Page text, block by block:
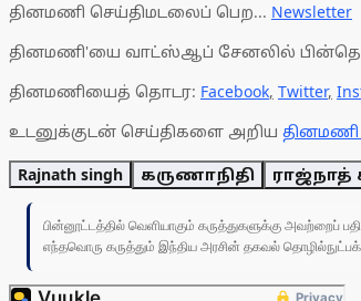
தினமணி செய்திமடலைப் பெற... Newsletter
தினமணி'யை வாட்ஸ்ஆப் சேனலில்
தினமணியைத் தொடர: Facebook, Twitter,
உடனுக்குடன் செய்திகளை அறிய தினமணி
Rajnath singh கருணாநிதி ராஜ்நாத்
பின்னூட்டத்தில் வெளியாகும் கருத்துகளுக்கு அவற்றைப்
எந்தவொரு கருத்தும் இந்திய அரசின் தகவல் தொழில்நுட்பக்